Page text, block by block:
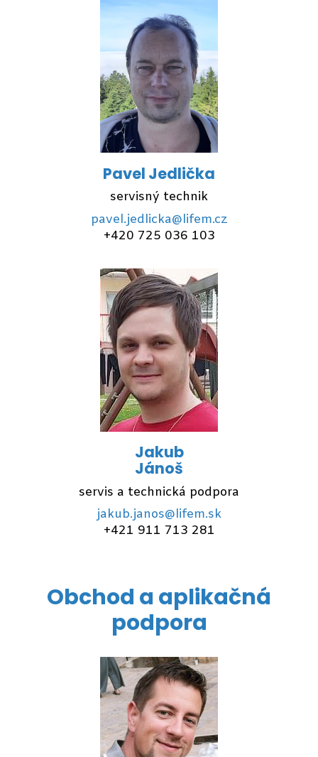
Pavel Jedlička
servisný technik
pavel.jedlicka@lifem.cz
+420 725 036 103
Jakub
Jánoš
servis a technická podpora
jakub.janos@lifem.sk
+421 911 713 281
Obchod a aplikačná
podpora